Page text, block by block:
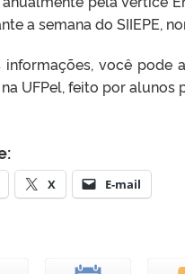
a semana do SIIEPE,
informações, você pode
UFPel, feito por alunos
X E-mail